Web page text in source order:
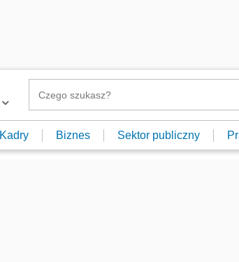
Kadry Biznes Sektor publiczny